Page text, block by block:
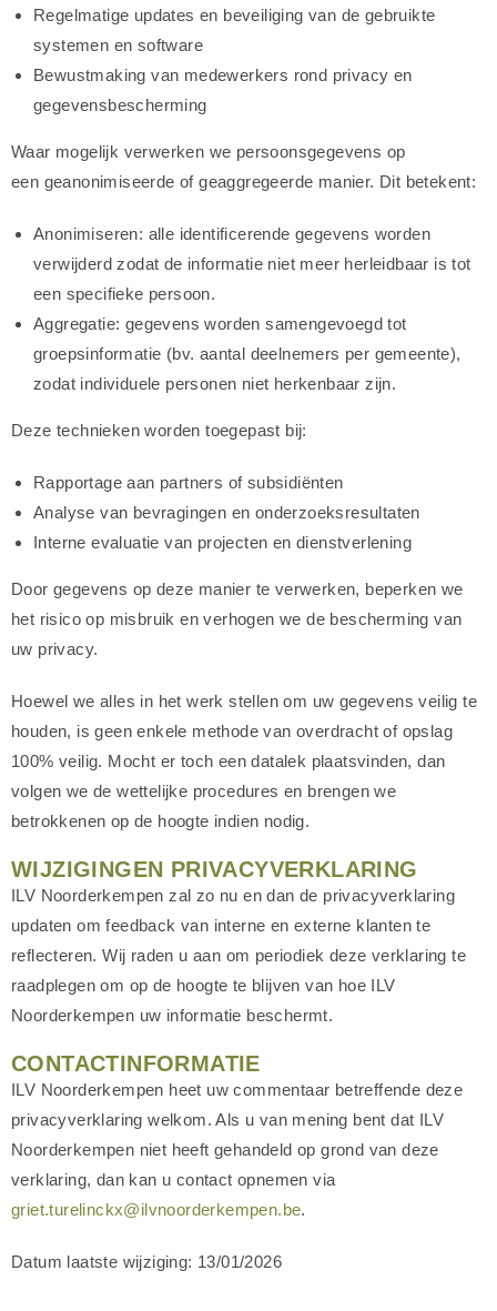
Regelmatige updates en beveiliging van de gebruikte
systemen en software
Bewustmaking van medewerkers rond privacy en
gegevensbescherming
Waar mogelijk verwerken we persoonsgegevens op
een geanonimiseerde of geaggregeerde manier. Dit betekent:
Anonimiseren: alle identificerende gegevens worden
verwijderd zodat de informatie niet meer herleidbaar is tot
een specifieke persoon.
Aggregatie: gegevens worden samengevoegd tot
groepsinformatie (bv. aantal deelnemers per gemeente),
zodat individuele personen niet herkenbaar zijn.
Deze technieken worden toegepast bij:
Rapportage aan partners of subsidiënten
Analyse van bevragingen en onderzoeksresultaten
Interne evaluatie van projecten en dienstverlening
Door gegevens op deze manier te verwerken, beperken we
het risico op misbruik en verhogen we de bescherming van
uw privacy.
Hoewel we alles in het werk stellen om uw gegevens veilig te
houden, is geen enkele methode van overdracht of opslag
100% veilig. Mocht er toch een datalek plaatsvinden, dan
volgen we de wettelijke procedures en brengen we
betrokkenen op de hoogte indien nodig.
WIJZIGINGEN PRIVACYVERKLARING
ILV Noorderkempen zal zo nu en dan de privacyverklaring
updaten om feedback van interne en externe klanten te
reflecteren. Wij raden u aan om periodiek deze verklaring te
raadplegen om op de hoogte te blijven van hoe ILV
Noorderkempen uw informatie beschermt.
CONTACTINFORMATIE
ILV Noorderkempen heet uw commentaar betreffende deze
privacyverklaring welkom. Als u van mening bent dat ILV
Noorderkempen niet heeft gehandeld op grond van deze
verklaring, dan kan u contact opnemen via
griet.turelinckx@ilvnoorderkempen.be.
Datum laatste wijziging: 13/01/2026